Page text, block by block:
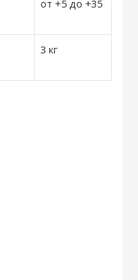
от +5 до +35
3 кг